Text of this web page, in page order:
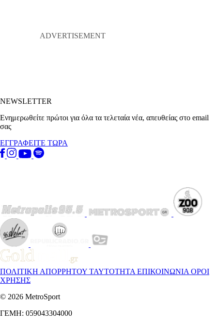
NEWSLETTER
Ενημερωθείτε πρώτοι για όλα τα τελεταία νέα, απευθείας στο email
σας
ΕΓΓΡΑΦΕΙΤΕ ΤΩΡΑ
ΠΟΛΙΤΙΚΗ ΑΠΟΡΡΗΤΟΥ ΤΑΥΤΟΤΗΤΑ ΕΠΙΚΟΙΝΩΝΙΑ ΟΡΟΙ
ΧΡΗΣΗΣ
© 2026 MetroSport
ΓΕΜΗ: 059043304000